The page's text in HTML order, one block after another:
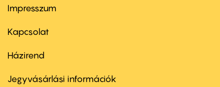
Footer
first
Impresszum
Kapcsolat
Footer
second
Házirend
Jegyvásárlási információk